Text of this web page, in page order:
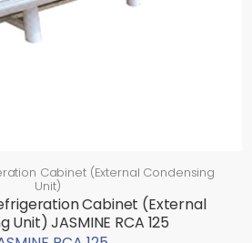
Cabinet (External Condensing
Unit)
Cabinet (External
Unit) JASMINE RCA 125